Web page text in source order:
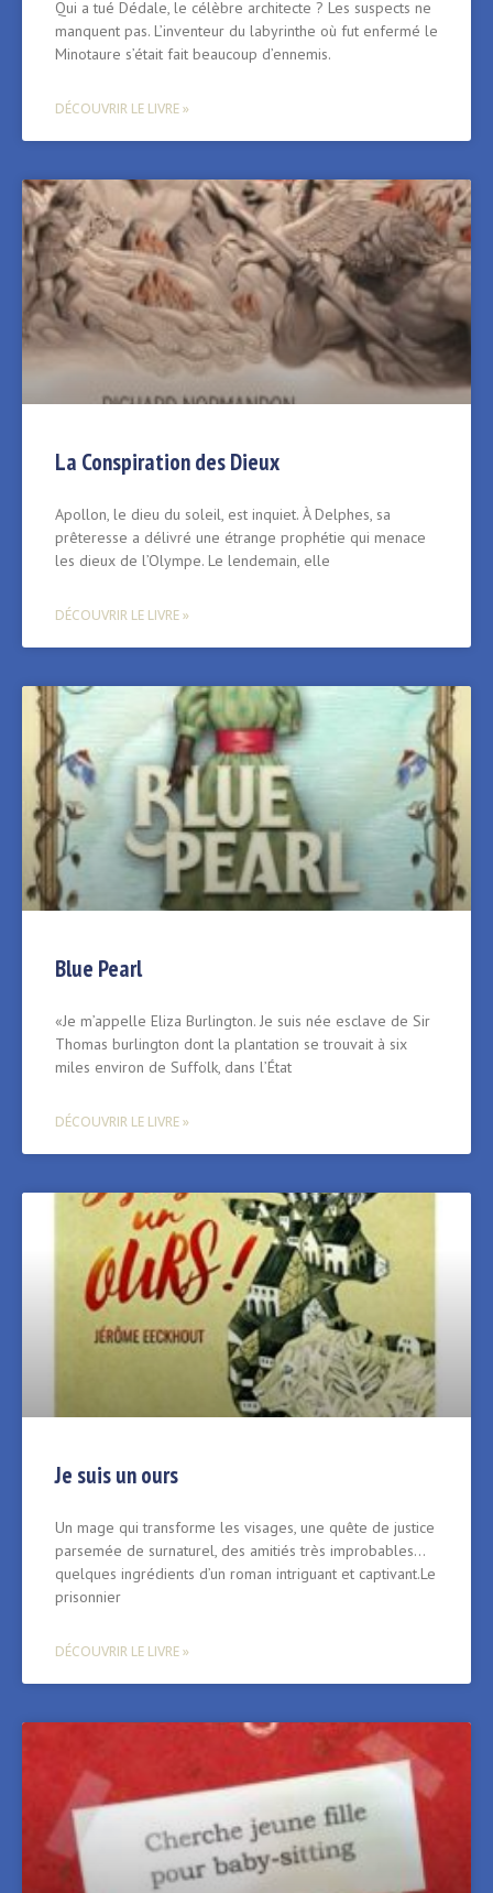
Qui a tué Dédale, le célèbre architecte ? Les suspects ne
manquent pas. L’inventeur du labyrinthe où fut enfermé le
Minotaure s’était fait beaucoup d’ennemis.
DÉCOUVRIR LE LIVRE »
La Conspiration des Dieux
Apollon, le dieu du soleil, est inquiet. À Delphes, sa
prêteresse a délivré une étrange prophétie qui menace
les dieux de l’Olympe. Le lendemain, elle
DÉCOUVRIR LE LIVRE »
Blue Pearl
«Je m’appelle Eliza Burlington. Je suis née esclave de Sir
Thomas burlington dont la plantation se trouvait à six
miles environ de Suffolk, dans l’État
DÉCOUVRIR LE LIVRE »
Je suis un ours
Un mage qui transforme les visages, une quête de justice
parsemée de surnaturel, des amitiés très improbables…
quelques ingrédients d’un roman intriguant et captivant.Le
prisonnier
DÉCOUVRIR LE LIVRE »